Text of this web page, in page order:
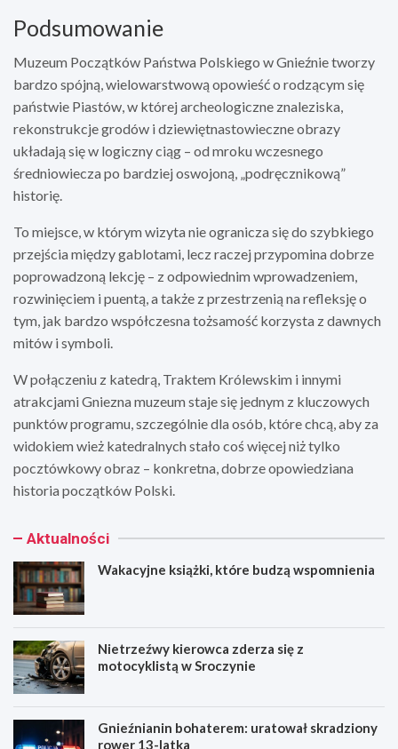
Podsumowanie
Muzeum Początków Państwa Polskiego w Gnieźnie tworzy
bardzo spójną, wielowarstwową opowieść o rodzącym się
państwie Piastów, w której archeologiczne znaleziska,
rekonstrukcje grodów i dziewiętnastowieczne obrazy
układają się w logiczny ciąg – od mroku wczesnego
średniowiecza po bardziej oswojoną, „podręcznikową”
historię.
To miejsce, w którym wizyta nie ogranicza się do szybkiego
przejścia między gablotami, lecz raczej przypomina dobrze
poprowadzoną lekcję – z odpowiednim wprowadzeniem,
rozwinięciem i puentą, a także z przestrzenią na refleksję o
tym, jak bardzo współczesna tożsamość korzysta z dawnych
mitów i symboli.
W połączeniu z katedrą, Traktem Królewskim i innymi
atrakcjami Gniezna muzeum staje się jednym z kluczowych
punktów programu, szczególnie dla osób, które chcą, aby za
widokiem wież katedralnych stało coś więcej niż tylko
pocztówkowy obraz – konkretna, dobrze opowiedziana
historia początków Polski.
Aktualności
Wakacyjne książki, które budzą wspomnienia
Nietrzeźwy kierowca zderza się z
motocyklistą w Sroczynie
Gnieźnianin bohaterem: uratował skradziony
rower 13-latka